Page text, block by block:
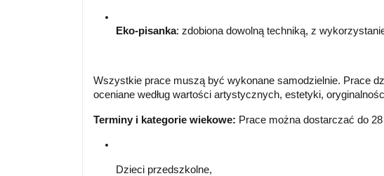
Eko-pisanka: zdobiona dowolną techniką, z
Wszystkie prace muszą być wykonane samodzielnie. Prace
oceniane według wartości artystycznych, estetyki,
Terminy i kategorie wiekowe: Prace można dostarczać do
Dzieci przedszkolne,